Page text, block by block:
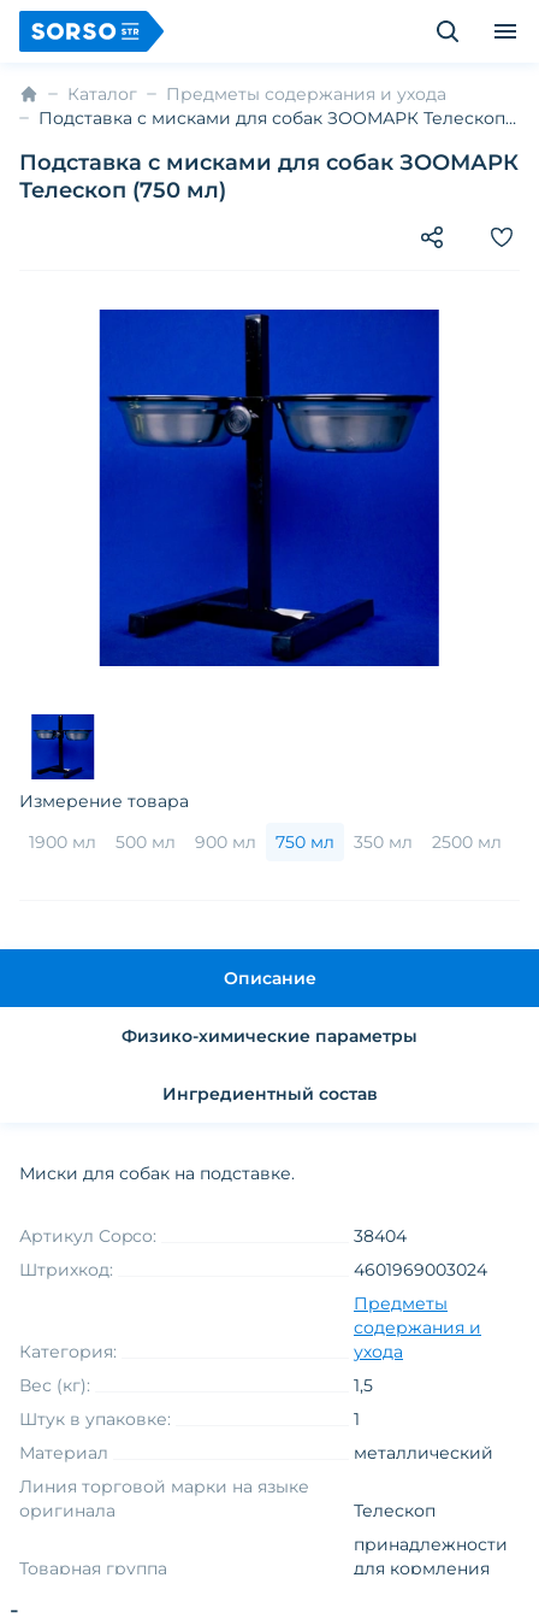
Каталог
Предметы содержания и ухода
Подставка с мисками для собак ЗООМАРК Телескоп
Подставка с мисками для собак ЗООМАРК
Телескоп (750 мл)
Измерение товара
1900 мл
500 мл 900 мл 750 мл 350 мл 2500 мл
-
Описание
Физико-химические параметры
Ингредиентный состав
Миски для собак на подставке.
Артикул Copco:
38404
Штрихкод:
4601969003024
Категория:
Предметы
содержания и
ухода
Вес (кг):
1,5
Штук в упаковке:
1
Материал
металлический
Линия торговой марки на языке
оригинала
Телескоп
Товарная группа
принадлежности
для кормления